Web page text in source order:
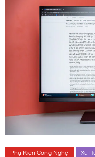
Phụ Kiện Công Nghệ Xu